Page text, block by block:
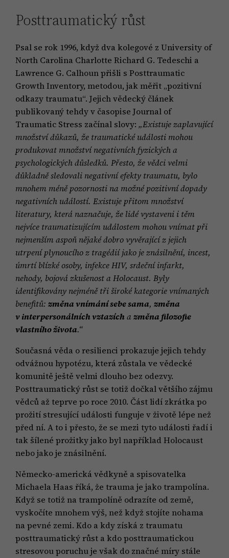
Posttraumatický růst
Psal se rok 1996, když dva kolegové z University of
North Carolina Charlotte Richard G. Tedeschi a
Lawrence G. Calhoun přišli s Posttraumatic
Growth Inventory, metodou, jak měřit „pozitivní
odkazy traumatu“. Jejich vědecký článek
publikovaný tehdy v časopise Journal of
Traumatic Stress začínal slovy:„Existuje zaplavující
množství důkazů, že traumatické události mohou
produkovat množství negativních fyzických a
psychologických důsledků. Přesto, že vědci velmi
důkladně sledovali negativní efekty traumatu, bylo
mnohem méně pozornosti na možné pozitivní dopady
negativních událostí. Existuje přitom množství
literatury, která naznačuje, že lidé vystaveni i těm
nejvíce traumatizujícím událostem mohou vnímat při
nejmenším aspoň nějaké dobro vyvěrající z jejich
utrpení plynoucího z tragédií jako je znásilnění, incest,
úmrtí blízké osoby, infekce HIV, srdeční infarkt,
nehody, bojová zkušenost a Holocaust. Byly
identifikovány nejméně tři široké kategorie vnímaných
benefitů:změna vnímání sebe sama,změna
v interpersonálních vztazíchazměna filozofie
vlastního života.“
Současná věda o resilienci prokazuje jejich tehdy
odvážnou hypotézu, která zůstala ve vědecké
komunitě ještě velmi dlouho bez odezvy.
Posttraumatický růst se totiž dočkal většího zájmu
vědců až teprve po roce 2010. Část lidí zkrátka po
prožití stresující události funguje v životě lépe než
před ní. A to i přesto, že se mezi tyto události řadí i
tak šílené prožitky jako byl například Holocaust
nebo jako je znásilnění.
Německo-americká vědkyně a spisovatelka
Michaela Haas říká, že trauma je jako trampolína.
Když se totiž na trampolíně odrazíte od země,
vyskočíte mnohem výš, než když stojíte nohama
na pevné zemi. Kdo a kdy získá z traumatu
posttraumatický růst a kdo posttraumatickou
stresovou poruchu je však do značné míry stále